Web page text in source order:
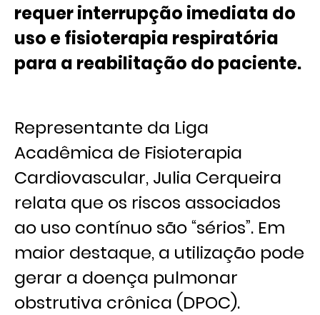
requer interrupção imediata do
uso e fisioterapia respiratória
para a reabilitação do paciente.
Representante da Liga
Acadêmica de Fisioterapia
Cardiovascular, Julia Cerqueira
relata que os riscos associados
ao uso contínuo são “sérios”. Em
maior destaque, a utilização pode
gerar a doença pulmonar
obstrutiva crônica (DPOC).